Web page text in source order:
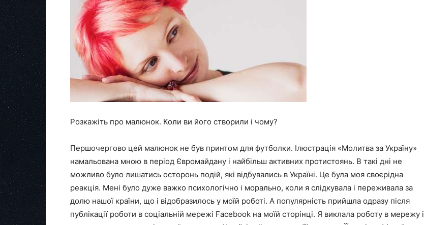
Розкажіть про малюнок. Коли ви його створили і чому?
Першочергово цей малюнок не був принтом для футболки. Ілюстрація «Молитва за Україну»
намальована мною в період Євромайдану і найбільш активних протистоянь. В такі дні не
можливо було лишатись осторонь подій, які відбувались в Україні. Це була моя своєрідна
реакція. Мені було дуже важко психологічно і морально, коли я слідкувала і переживала за
долю нашої країни, що і відобразилось у моїй роботі. А популярність прийшла одразу після
публікації роботи в соціальній мережі Facebook на моїй сторінці. Я виклала роботу в мережу і